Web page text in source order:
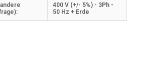
400 V (+/- 5%) - 3Ph -
50 Hz + Erde